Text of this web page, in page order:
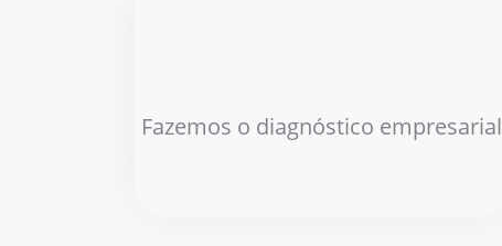
Fazemos o diagnóstico empresarial